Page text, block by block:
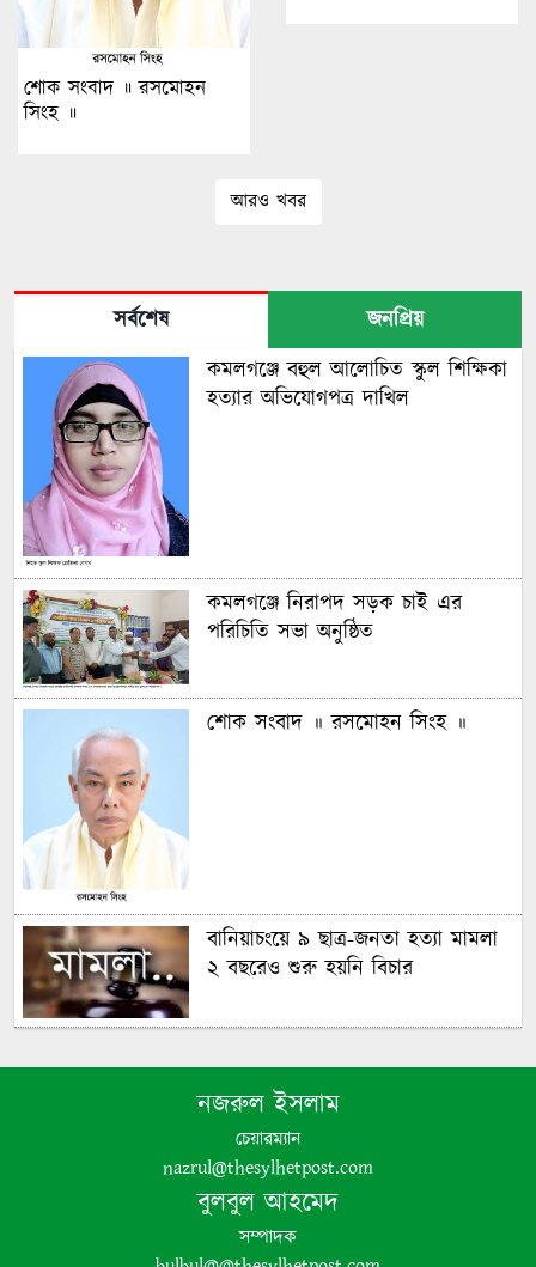
শোক সংবাদ ॥ রসমোহন
সিংহ ॥
আরও খবর
সর্বশেষ
জনপ্রিয়
কমলগঞ্জে বহুল আলোচিত স্কুল শিক্ষিকা
হত্যার অভিযোগপত্র দাখিল
কমলগঞ্জে নিরাপদ সড়ক চাই এর
পরিচিতি সভা অনুষ্ঠিত
শোক সংবাদ ॥ রসমোহন সিংহ ॥
বানিয়াচংয়ে ৯ ছাত্র-জনতা হত্যা মামলা
২ বছরেও শুরু হয়নি বিচার
অঙ্গীকার বিএনপির- জিকে গউছ
পঞ্চগড়ে ইয়াবা সহ গ্রেপ্তার যুবদল নেতা
নজরুল ইসলাম
চেয়ারম্যান
nazrul@thesylhetpost.com
বুলবুল আহমেদ
সম্পাদক